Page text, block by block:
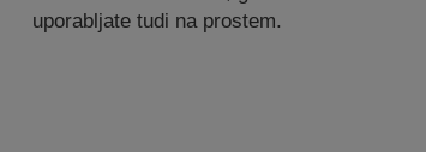
uporabljate tudi na prostem.